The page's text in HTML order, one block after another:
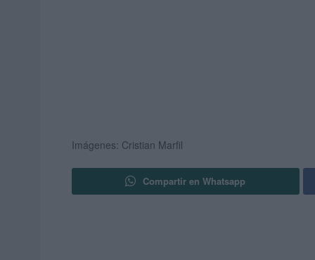
Imágenes: Cristian Marfil
Compartir en Whatsapp